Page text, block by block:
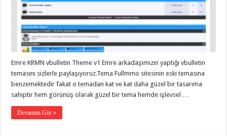
gaziantep
organizasyon,
gaziantep
organizasyon,
gaziantep
organizasyon,
gaziantep
gaziantep
organizasyon,
organizasyon,
gaziantep
twitter
takipçi
Emre KRMN vbulletin Theme v1 Emre arkadaşımızın yaptığı vbulletin
temasını sizlerle paylaşıyoruz.Tema Fullmmo sitesinin eski temasına
benzemektedir fakat o temadan kat ve kat daha güzel bir tasarıma
sahiptir hem görünüş olarak güzel bir tema hemde işlevsel …
Devamını Gör »